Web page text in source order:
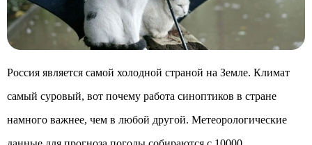
Россия является самой холодной страной на Земле. Климат
самый суровый, вот почему работа синоптиков в стране
намного важнее, чем в любой другой. Метеорологические